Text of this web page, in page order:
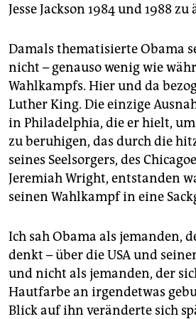
Jesse Jackson 1984 und 1988 zu
Damals thematisierte Obama
nicht – genauso wenig wie
Wahlkampfs. Hier und da
Luther King. Die einzige
in Philadelphia, die er hielt,
zu beruhigen, das durch die
seines Seelsorgers, des
Jeremiah Wright, entstanden
seinen Wahlkampf in eine
Ich sah Obama als jemanden,
denkt – über die USA und
und nicht als jemanden, der
Hautfarbe an irgendetwas
Blick auf ihn veränderte sich